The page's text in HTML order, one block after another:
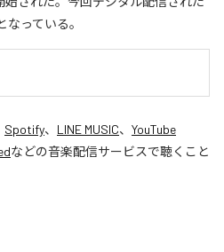
なっている。
Spotify、 LINE MUSIC、 YouTube
などの音楽配信サービスで聴くこと